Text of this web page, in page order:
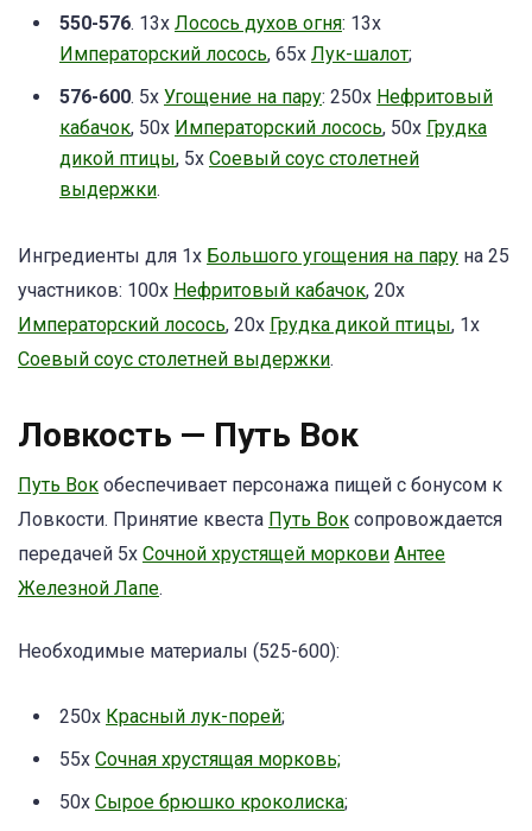
550-576. 13x Лосось духов огня: 13х
Императорский лосось, 65х Лук-шалот;
576-600. 5x Угощение на пару: 250х Нефритовый
кабачок, 50х Императорский лосось, 50х Грудка
дикой птицы, 5х Соевый соус столетней
выдержки.
Ингредиенты для 1х Большого угощения на пару на 25
участников: 100х Нефритовый кабачок, 20х
Императорский лосось, 20х Грудка дикой птицы, 1х
Соевый соус столетней выдержки.
Ловкость — Путь Вок
Путь Вок обеспечивает персонажа пищей с бонусом к
Ловкости. Принятие квеста Путь Вок сопровождается
передачей 5x Сочной хрустящей моркови Антее
Железной Лапе.
Необходимые материалы (525-600):
250x Красный лук-порей;
55x Сочная хрустящая морковь;
50x Сырое брюшко кроколиска;